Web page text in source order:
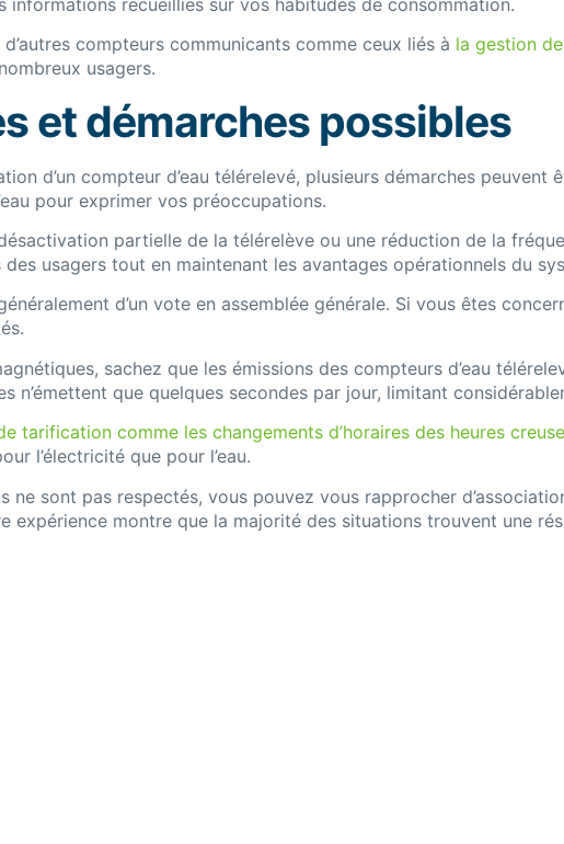
compteurs communicants comme ceux liés à la gestion
usagers.
et démarches possibles
d’un compteur d’eau télérelevé, plusieurs démarches peuvent
pour exprimer vos préoccupations.
partielle de la télérelève ou une réduction de la
usagers tout en maintenant les avantages opérationnels du
d’un vote en assemblée générale. Si vous êtes
sachez que les émissions des compteurs d’eau
n’émettent que quelques secondes par jour, limitant
tarification comme les changements d’horaires des heures
l’électricité que pour l’eau.
ne sont pas respectés, vous pouvez vous rapprocher
expérience montre que la majorité des situations trouvent une